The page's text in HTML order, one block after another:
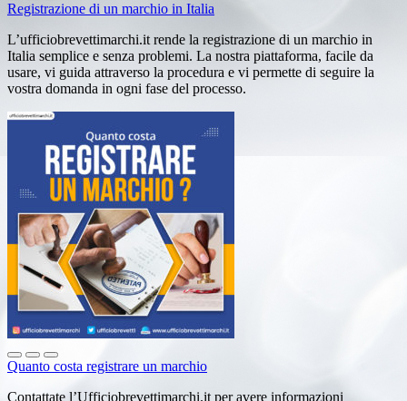
Registrazione di un marchio in Italia
L’ufficiobrevettimarchi.it rende la registrazione di un marchio in
Italia semplice e senza problemi. La nostra piattaforma, facile da
usare, vi guida attraverso la procedura e vi permette di seguire la
vostra domanda in ogni fase del processo.
Quanto costa registrare un marchio
Contattate l’Ufficiobrevettimarchi.it per avere informazioni